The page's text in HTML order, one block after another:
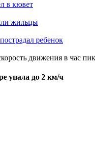
в кювет
жильцы
ребенок
движения в час
упала до 2 км/ч